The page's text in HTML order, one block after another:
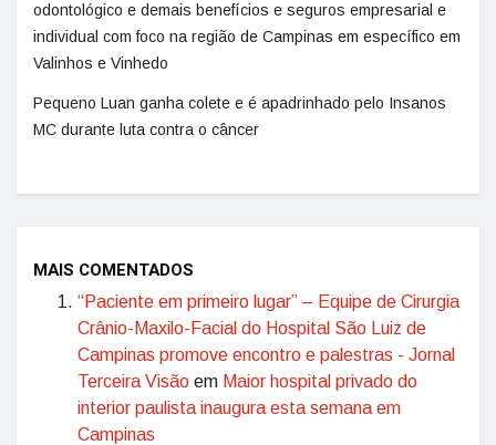
odontológico e demais benefícios e seguros empresarial e
individual com foco na região de Campinas em específico em
Valinhos e Vinhedo
Pequeno Luan ganha colete e é apadrinhado pelo Insanos
MC durante luta contra o câncer
MAIS COMENTADOS
“Paciente em primeiro lugar” – Equipe de Cirurgia
Crânio-Maxilo-Facial do Hospital São Luiz de
Campinas promove encontro e palestras - Jornal
Terceira Visão em Maior hospital privado do
interior paulista inaugura esta semana em
Campinas